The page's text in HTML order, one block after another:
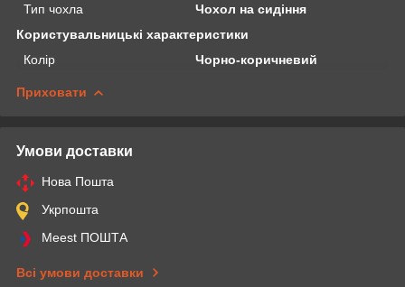
Тип чохла
Чохол на сидіння
Користувальницькі характеристики
Колір
Чорно-коричневий
Приховати
Умови доставки
Нова Пошта
Укрпошта
Meest ПОШТА
Всі умови доставки